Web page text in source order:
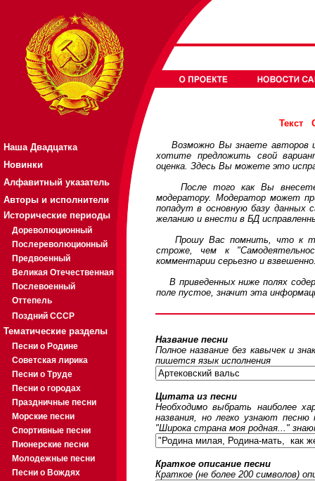
Наша Двадцатка
Новинки
Алфавитный указатель
Авторы и исполнители
Исторические периоды
Дореволюционный
Послереволюционный
Предвоенный
Великая Отечественная
Послевоенный
Оттепель
Поздний СССР
Тематические разделы
Песни о Родине
Советская лирика
Песни о Труде
Песни о городах
Праздничные песни
Морские песни
Спортивные песни
Пионерские песни
Молодежные песни
Песни о Вождях
Текст
Возможно Вы знаете авторов
хотите предложить свой
оценка. Здесь Вы можете это
После того как Вы внесете
модератору. Модератор может
попадут в основную базу
желанию и внести в БД
Прошу Вас помнить, что к
строже, чем к
комментарии серьезно и
В приведенных ниже полях
поле пустое, значит эта
Название песни
Полное название без кавычек и
пишется язык исполнения
Цитата из песни
Необходимо выбрать наиболее
названия, но легко узнают
"Широка страна моя родная..."
Краткое описание песни
Краткое (не более 200 символов)